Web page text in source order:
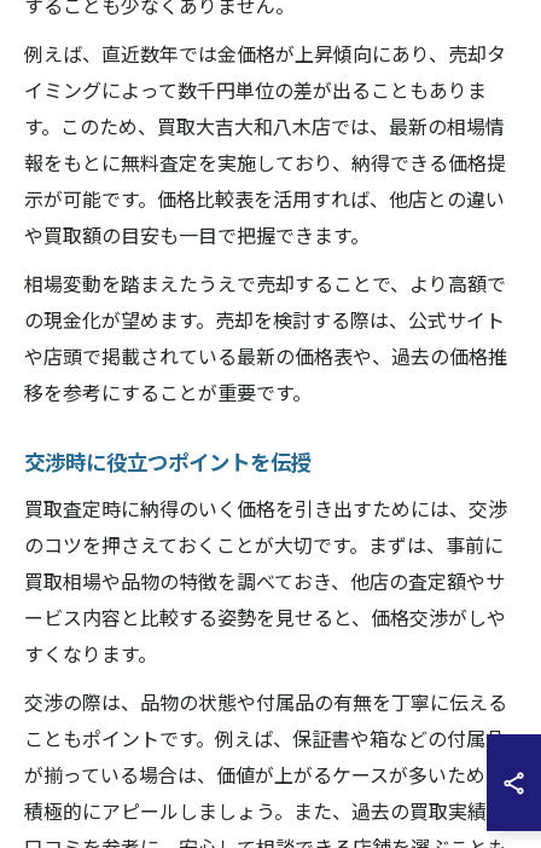
例えば、直近数年では金価格が上昇傾向にあり、売却タ
イミングによって数千円単位の差が出ることもありま
す。このため、買取大吉大和八木店では、最新の相場情
報をもとに無料査定を実施しており、納得できる価格提
示が可能です。価格比較表を活用すれば、他店との違い
や買取額の目安も一目で把握できます。
相場変動を踏まえたうえで売却することで、より高額で
の現金化が望めます。売却を検討する際は、公式サイト
や店頭で掲載されている最新の価格表や、過去の価格推
移を参考にすることが重要です。
交渉時に役立つポイントを伝授
買取査定時に納得のいく価格を引き出すためには、交渉
のコツを押さえておくことが大切です。まずは、事前に
買取相場や品物の特徴を調べておき、他店の査定額やサ
ービス内容と比較する姿勢を見せると、価格交渉がしや
すくなります。
交渉の際は、品物の状態や付属品の有無を丁寧に伝える
こともポイントです。例えば、保証書や箱などの付属品
が揃っている場合は、価値が上がるケースが多いため、
積極的にアピールしましょう。また、過去の買取実績や